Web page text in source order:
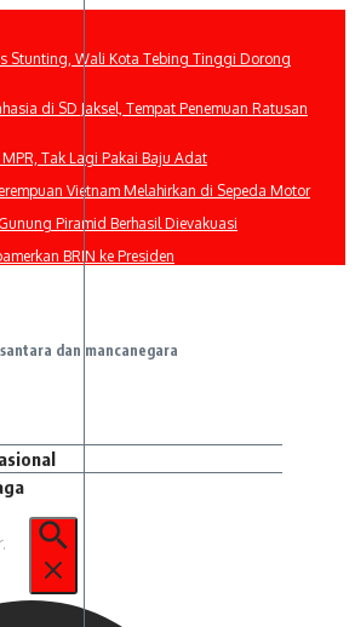
Stunting, Wali Kota Tebing Tinggi Dorong
di SD Jaksel, Tempat Penemuan Ratusan
Tak Lagi Pakai Baju Adat
Vietnam Melahirkan di Sepeda Motor
Piramid Berhasil Dievakuasi
BRIN ke Presiden
dan mancanegara